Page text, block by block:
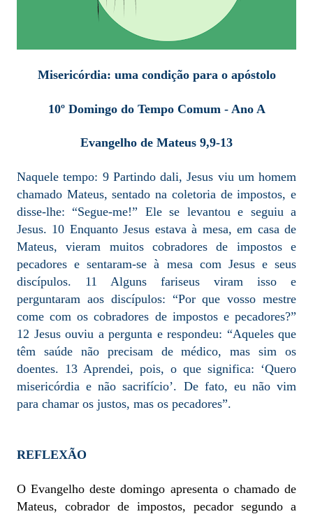
Misericórdia: uma condição para o apóstolo
10º Domingo do Tempo Comum - Ano A
Evangelho de Mateus 9,9-13
Naquele tempo: 9 Partindo dali, Jesus viu um homem
chamado Mateus, sentado na coletoria de impostos, e
disse-lhe: “Segue-me!” Ele se levantou e seguiu a
Jesus. 10 Enquanto Jesus estava à mesa, em casa de
Mateus, vieram muitos cobradores de impostos e
pecadores e sentaram-se à mesa com Jesus e seus
discípulos. 11 Alguns fariseus viram isso e
perguntaram aos discípulos: “Por que vosso mestre
come com os cobradores de impostos e pecadores?”
12 Jesus ouviu a pergunta e respondeu: “Aqueles que
têm saúde não precisam de médico, mas sim os
doentes. 13 Aprendei, pois, o que significa: ‘Quero
misericórdia e não sacrifício’. De fato, eu não vim
para chamar os justos, mas os pecadores”.
REFLEXÃO
O Evangelho deste domingo apresenta o chamado de
Mateus, cobrador de impostos, pecador segundo a